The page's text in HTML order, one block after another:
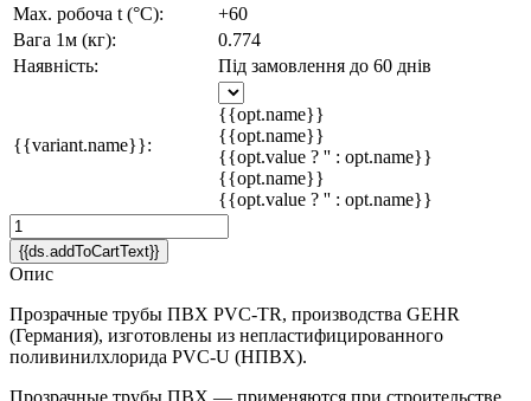
Max. робоча t (°C):
+60
Вага 1м (кг):
0.774
Наявність:
Під замовлення до 60 днів
{{variant.name}}:
{{opt.name}}
{{opt.name}}
{{opt.value ? '' : opt.name}}
{{opt.name}}
{{opt.value ? '' : opt.name}}
{{ds.addToCartText}}
Опис
Прозрачные трубы ПВХ PVC-TR, производства GEHR
(Германия), изготовлены из непластифицированного
поливинилхлорида PVC-U (НПВХ).